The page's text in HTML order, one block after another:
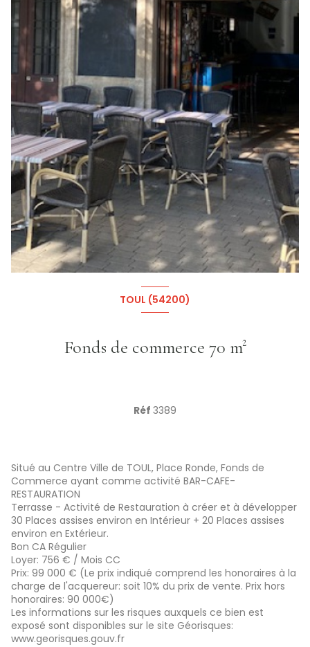
TOUL (54200)
Fonds de commerce 70 m²
Réf 3389
Situé au Centre Ville de TOUL, Place Ronde, Fonds de
Commerce ayant comme activité BAR-CAFE-
RESTAURATION
Terrasse - Activité de Restauration à créer et à développer
30 Places assises environ en Intérieur + 20 Places assises
environ en Extérieur.
Bon CA Régulier
Loyer: 756 € / Mois CC
Prix: 99 000 € (Le prix indiqué comprend les honoraires à la
charge de l'acquereur: soit 10% du prix de vente. Prix hors
honoraires: 90 000€)
Les informations sur les risques auxquels ce bien est
exposé sont disponibles sur le site Géorisques:
www.georisques.gouv.fr